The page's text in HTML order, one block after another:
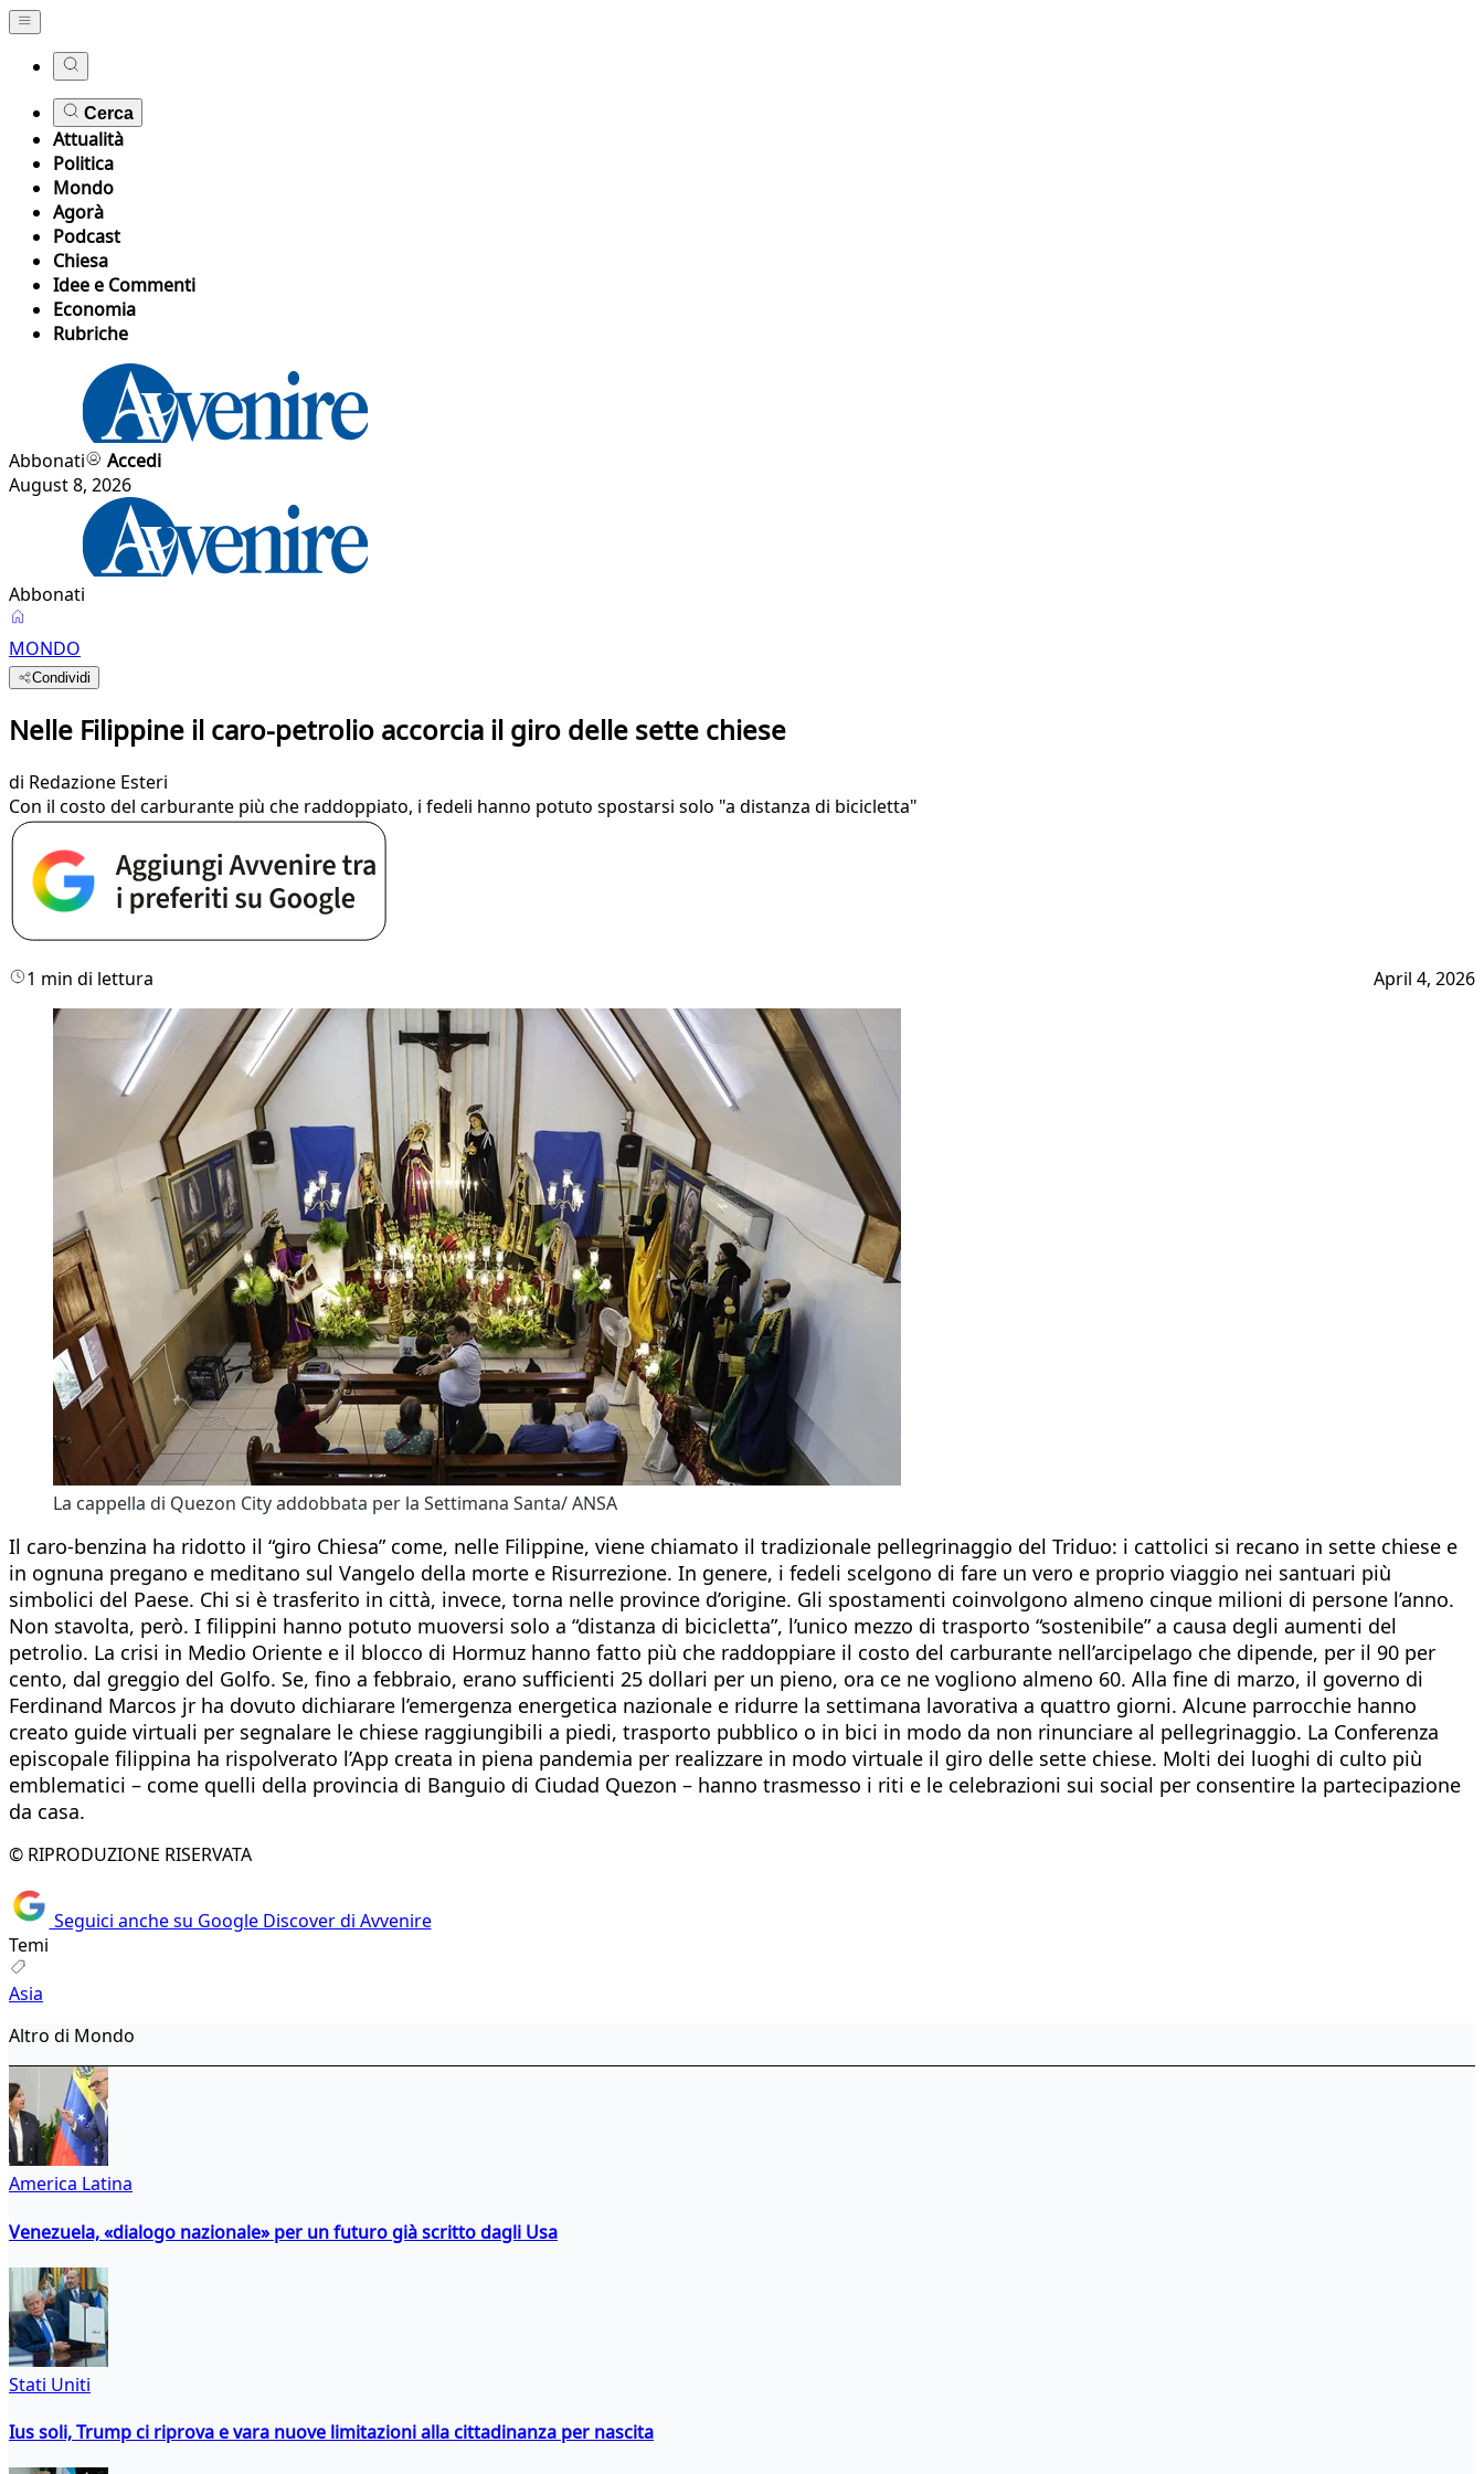
Cerca
Attualità
Politica
Mondo
Agorà
Podcast
Chiesa
Idee e Commenti
Economia
Rubriche
Abbonati
Accedi
August 8, 2026
Abbonati
MONDO
Condividi
Nelle Filippine il caro-petrolio accorcia il giro delle sette chiese
di Redazione Esteri
Con il costo del carburante più che raddoppiato, i fedeli hanno potuto spostarsi solo "a distanza di bicicletta"
1 min di lettura April 4, 2026
La cappella di Quezon City addobbata per la Settimana Santa/ ANSA
Il caro-benzina ha ridotto il “giro Chiesa” come, nelle Filippine, viene chiamato il tradizionale pellegrinaggio del Triduo: i cattolici si recano in sette chiese e
in ognuna pregano e meditano sul Vangelo della morte e Risurrezione. In genere, i fedeli scelgono di fare un vero e proprio viaggio nei santuari più
simbolici del Paese. Chi si è trasferito in città, invece, torna nelle province d’origine. Gli spostamenti coinvolgono almeno cinque milioni di persone l’anno.
Non stavolta, però. I filippini hanno potuto muoversi solo a “distanza di bicicletta”, l’unico mezzo di trasporto “sostenibile” a causa degli aumenti del
petrolio. La crisi in Medio Oriente e il blocco di Hormuz hanno fatto più che raddoppiare il costo del carburante nell’arcipelago che dipende, per il 90 per
cento, dal greggio del Golfo. Se, fino a febbraio, erano sufficienti 25 dollari per un pieno, ora ce ne vogliono almeno 60. Alla fine di marzo, il governo di
Ferdinand Marcos jr ha dovuto dichiarare l’emergenza energetica nazionale e ridurre la settimana lavorativa a quattro giorni. Alcune parrocchie hanno
creato guide virtuali per segnalare le chiese raggiungibili a piedi, trasporto pubblico o in bici in modo da non rinunciare al pellegrinaggio. La Conferenza
episcopale filippina ha rispolverato l’App creata in piena pandemia per realizzare in modo virtuale il giro delle sette chiese. Molti dei luoghi di culto più
emblematici – come quelli della provincia di Banguio di Ciudad Quezon – hanno trasmesso i riti e le celebrazioni sui social per consentire la partecipazione
da casa.
© RIPRODUZIONE RISERVATA
Seguici anche su Google Discover di Avvenire
Temi
Asia
Altro di Mondo
America Latina
Venezuela, «dialogo nazionale» per un futuro già scritto dagli Usa
Stati Uniti
Ius soli, Trump ci riprova e vara nuove limitazioni alla cittadinanza per nascita